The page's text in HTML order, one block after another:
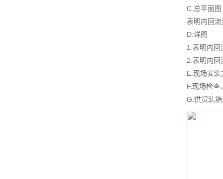
C.总平面图
表明内回
D.详图
1.表明内回
2.表明内回
E.现场安
F.现场检查
G.供货装